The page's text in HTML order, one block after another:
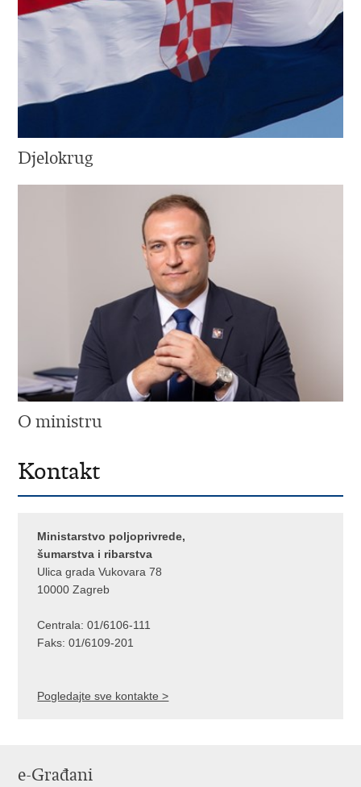
Djelokrug
O ministru
Kontakt
Ministarstvo poljoprivrede,
šumarstva i ribarstva
Ulica grada Vukovara 78
10000 Zagreb
Centrala: 01/6106-111
Faks: 01/6109-201
Pogledajte sve kontakte >
e-Građani